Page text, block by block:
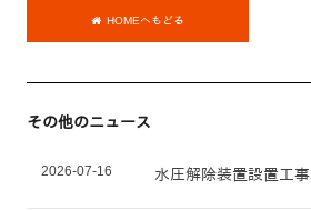
HOMEへもどる
その他のニュース
2026-07-16 水圧解除装置設置工事